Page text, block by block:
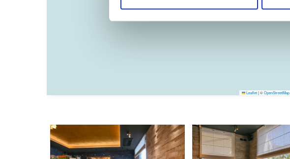
Leaflet|©OpenStreetMap